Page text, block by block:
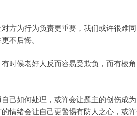
方为行为负责更重要，我们或许很难同
不后悔。
时候老好人反而容易受欺负，而有棱
己如何处理，或许会让题主的创伤成
情绪会让自己更警惕有防人之心，或许